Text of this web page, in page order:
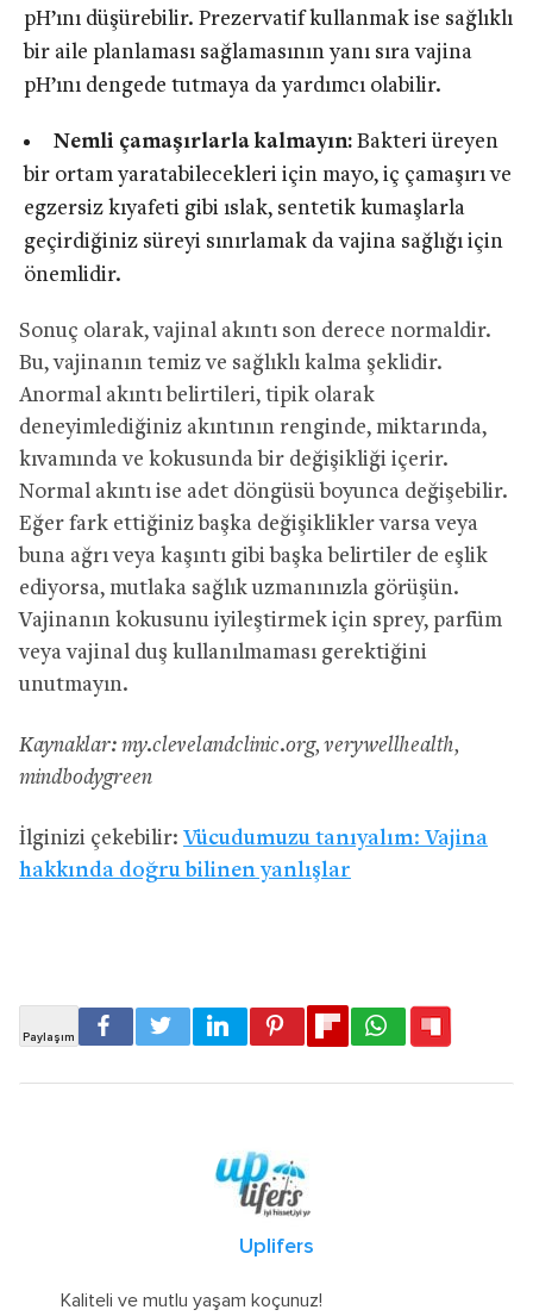
pH’ını düşürebilir. Prezervatif kullanmak ise sağlıklı
bir aile planlaması sağlamasının yanı sıra vajina
pH’ını dengede tutmaya da yardımcı olabilir.
Nemli çamaşırlarla kalmayın:Bakteri üreyen
bir ortam yaratabilecekleri için mayo, iç çamaşırı ve
egzersiz kıyafeti gibi ıslak, sentetik kumaşlarla
geçirdiğiniz süreyi sınırlamak da vajina sağlığı için
önemlidir.
Sonuç olarak, vajinal akıntı son derece normaldir.
Bu, vajinanın temiz ve sağlıklı kalma şeklidir.
Anormal akıntı belirtileri, tipik olarak
deneyimlediğiniz akıntının renginde, miktarında,
kıvamında ve kokusunda bir değişikliği içerir.
Normal akıntı ise adet döngüsü boyunca değişebilir.
Eğer fark ettiğiniz başka değişiklikler varsa veya
buna ağrı veya kaşıntı gibi başka belirtiler de eşlik
ediyorsa, mutlaka sağlık uzmanınızla görüşün.
Vajinanın kokusunu iyileştirmek için sprey, parfüm
veya vajinal duş kullanılmaması gerektiğini
unutmayın.
Kaynaklar: my.clevelandclinic.org, verywellhealth,
mindbodygreen
İlginizi çekebilir: Vücudumuzu tanıyalım: Vajina
hakkında doğru bilinen yanlışlar
Uplifers
Kaliteli ve mutlu yaşam koçunuz!